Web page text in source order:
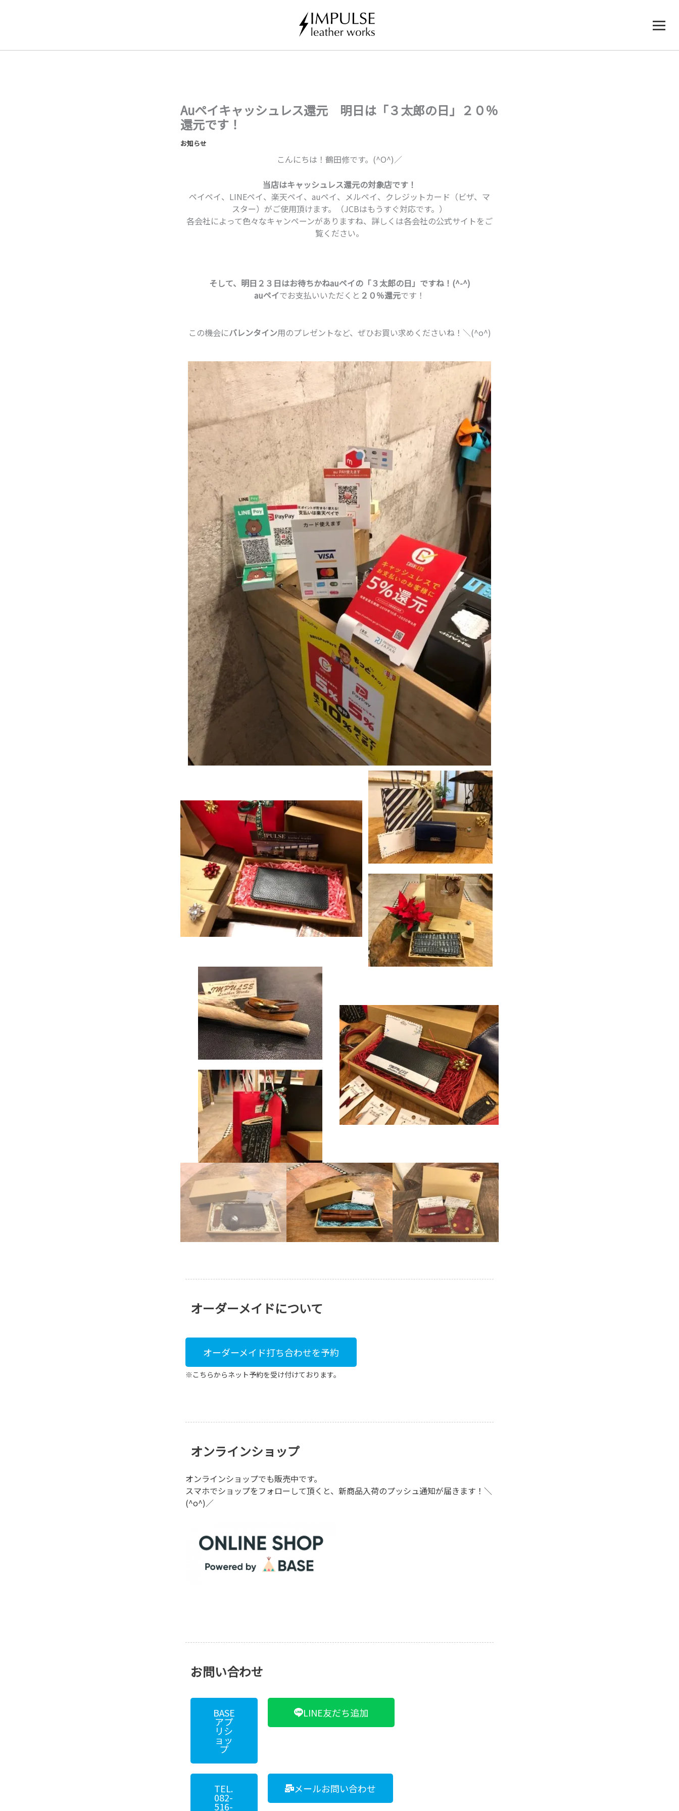
キ
Auペイキャッシュレス還元 明日は「３太郎の日」２０％
還元です！
お知らせ
こんにちは！鶴田修です。(^O^)／
当店はキャッシュレス還元の対象店です！
ペイペイ、LINEペイ、楽天ペイ、auペイ、メルペイ、クレジットカード（ビザ、マ
スター）がご使用頂けます。（JCBはもうすぐ対応です。）
各会社によって色々なキャンペーンがありますね、詳しくは各会社の公式サイトをご
覧ください。
そして、明日２３日はお待ちかねauペイの「３太郎の日」ですね！(^-^)
auペイでお支払いいただくと ２０％還元です！
この機会にバレンタイン用のプレゼントなど、ぜひお買い求めくださいね！＼(^o^)
オーダーメイドについて
オーダーメイド打ち合わせを予約
※こちらからネット予約を受け付けております。
オンラインショップ
オンラインショップでも販売中です。
スマホでショップをフォローして頂くと、新商品入荷のプッシュ通知が届きます！＼
(^o^)／
お問い合わせ
BASE
アプ
リシ
ョッ
プ
LINE友だち追加
TEL.
082-
516-
メールお問い合わせ